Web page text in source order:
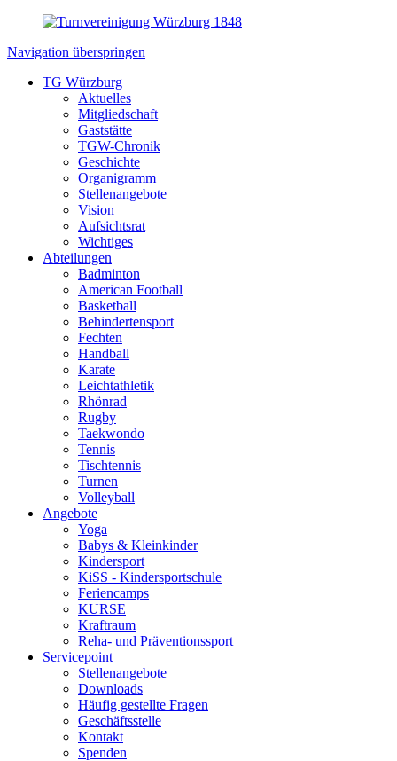
Navigation überspringen
TG Würzburg
Aktuelles
Mitgliedschaft
Gaststätte
TGW-Chronik
Geschichte
Organigramm
Stellenangebote
Vision
Aufsichtsrat
Wichtiges
Abteilungen
Badminton
American Football
Basketball
Behindertensport
Fechten
Handball
Karate
Leichtathletik
Rhönrad
Rugby
Taekwondo
Tennis
Tischtennis
Turnen
Volleyball
Angebote
Yoga
Babys & Kleinkinder
Kindersport
KiSS - Kindersportschule
Feriencamps
KURSE
Kraftraum
Reha- und Präventionssport
Servicepoint
Stellenangebote
Downloads
Häufig gestellte Fragen
Geschäftsstelle
Kontakt
Spenden